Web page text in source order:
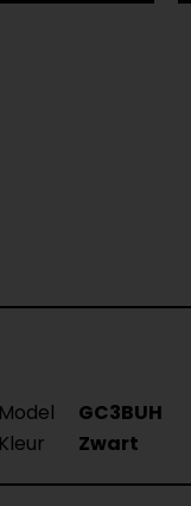
Model
GC3BUH
Kleur Zwart